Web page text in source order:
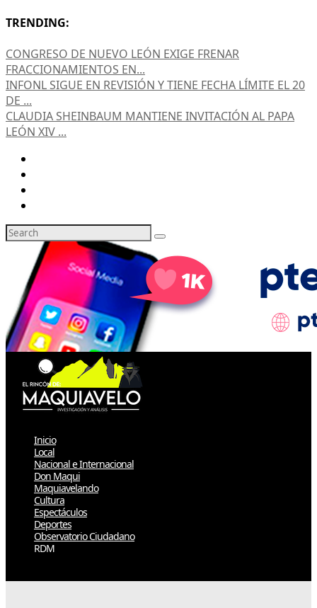
TRENDING:
CONGRESO DE NUEVO LEÓN EXIGE FRENAR
FRACCIONAMIENTOS EN...
INFONL SIGUE EN REVISIÓN Y TIENE FECHA LÍMITE EL 20
DE ...
CLAUDIA SHEINBAUM MANTIENE INVITACIÓN AL PAPA
LEÓN XIV ...
Inicio
Local
Nacional e Internacional
Don Maqui
Maquiavelando
Cultura
Espectáculos
Deportes
Observatorio Ciudadano
RDM